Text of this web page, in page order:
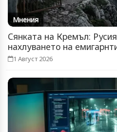
Мнения
Сянката на Кремъл:
нахлуването на
1 Август 2026